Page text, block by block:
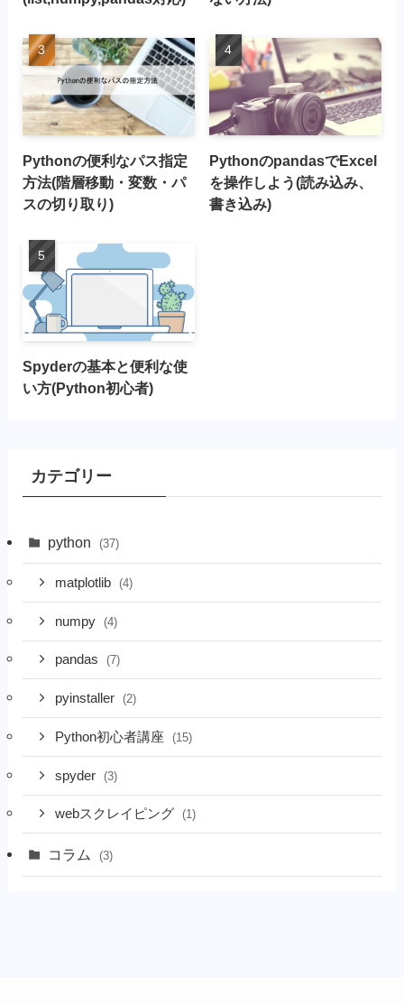
Pythonの便利なパス指定
方法(階層移動・変数・パ
スの切り取り)
PythonのpandasでExcel
を操作しよう(読み込み、
書き込み)
Spyderの基本と便利な使
い方(Python初心者)
カテゴリー
python (37)
matplotlib (4)
numpy (4)
pandas (7)
pyinstaller (2)
Python初心者講座 (15)
spyder (3)
webスクレイピング (1)
コラム (3)